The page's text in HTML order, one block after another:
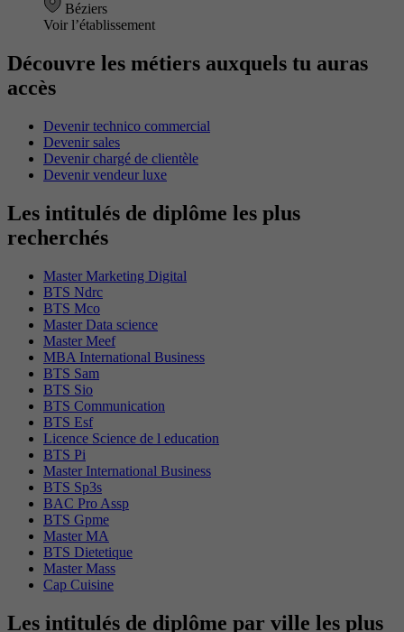
Béziers
Voir l’établissement
Découvre les métiers auxquels tu auras
accès
Devenir technico commercial
Devenir sales
Devenir chargé de clientèle
Devenir vendeur luxe
Les intitulés de diplôme les plus
recherchés
Master Marketing Digital
BTS Ndrc
BTS Mco
Master Data science
Master Meef
MBA International Business
BTS Sam
BTS Sio
BTS Communication
BTS Esf
Licence Science de l education
BTS Pi
Master International Business
BTS Sp3s
BAC Pro Assp
BTS Gpme
Master MA
BTS Dietetique
Master Mass
Cap Cuisine
Les intitulés de diplôme par ville les plus